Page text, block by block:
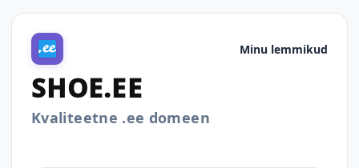
Minu lemmikud
SHOE.EE
Kvaliteetne .ee domeen